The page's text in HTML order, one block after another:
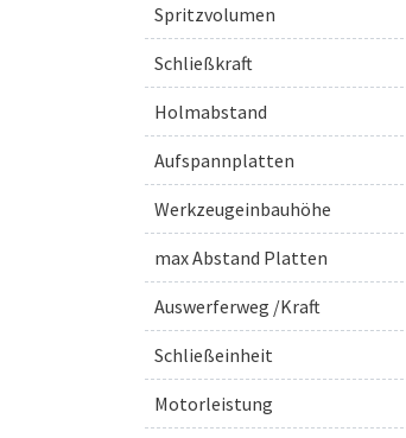
Spritzvolumen
Schließkraft
Holmabstand
Aufspannplatten
Werkzeugeinbauhöhe
max Abstand Platten
Auswerferweg /Kraft
Schließeinheit
Motorleistung